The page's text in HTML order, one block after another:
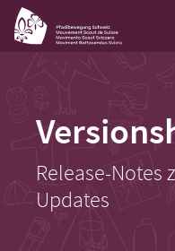
Release-Notes
Updates